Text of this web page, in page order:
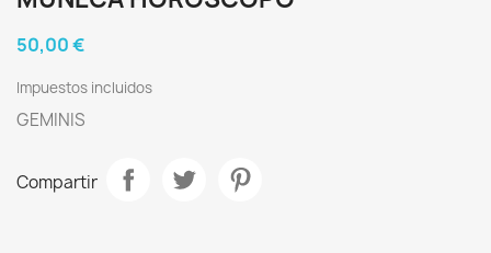
50,00 €
Impuestos incluidos
GEMINIS
Compartir